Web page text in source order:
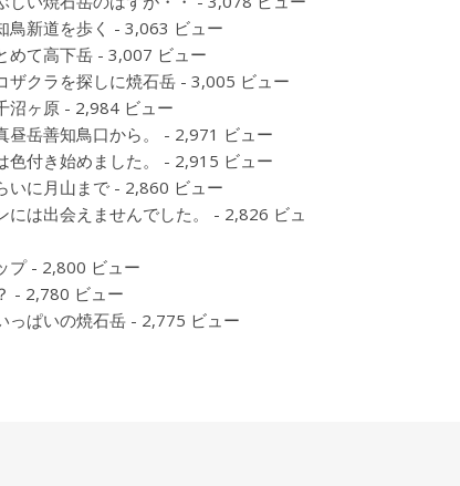
鳥新道を歩く - 3,063 ビュー
めて高下岳 - 3,007 ビュー
ザクラを探しに焼石岳 - 3,005 ビュー
沼ヶ原 - 2,984 ビュー
昼岳善知鳥口から。
- 2,971 ビュー
色付き始めました。
- 2,915 ビュー
いに月山まで - 2,860 ビュー
には出会えませんでした。
- 2,826 ビュ
プ- 2,800 ビュー
- 2,780 ビュー
っぱいの焼石岳 - 2,775 ビュー